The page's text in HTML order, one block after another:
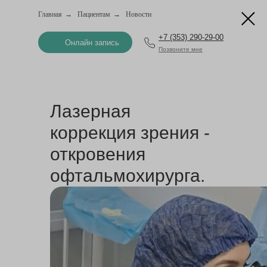
Главная → Пациентам → Новости
Онлайн запись
Позвоните мне
+7 (353) 290-29-00
Лазерная
коррекция зрения -
откровения
офтальмохирурга.